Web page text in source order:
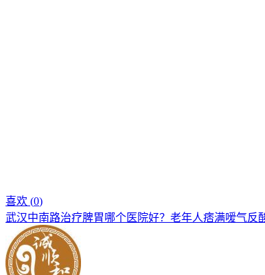
喜欢 (0)
武汉中南路治疗脾胃哪个医院好？老年人痞满嗳气反